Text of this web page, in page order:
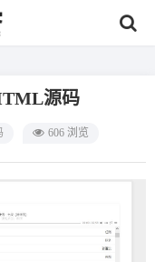
源码
606 浏览